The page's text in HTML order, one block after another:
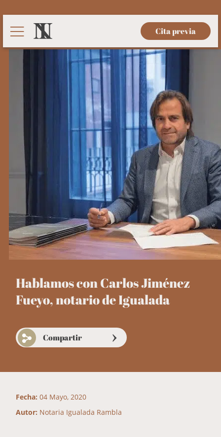
Cita previa
Hablamos con Carlos Jiménez
Fueyo, notario de Igualada
Compartir
Fecha: 04 Mayo, 2020
Autor: Notaria Igualada Rambla